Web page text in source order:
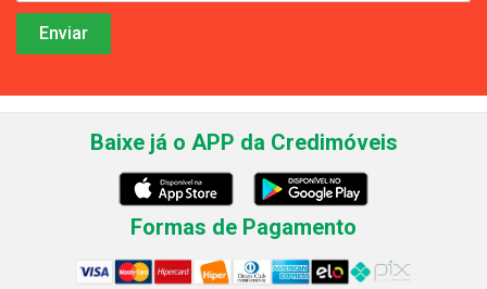
Baixe já o APP da Credimóveis
Formas de Pagamento